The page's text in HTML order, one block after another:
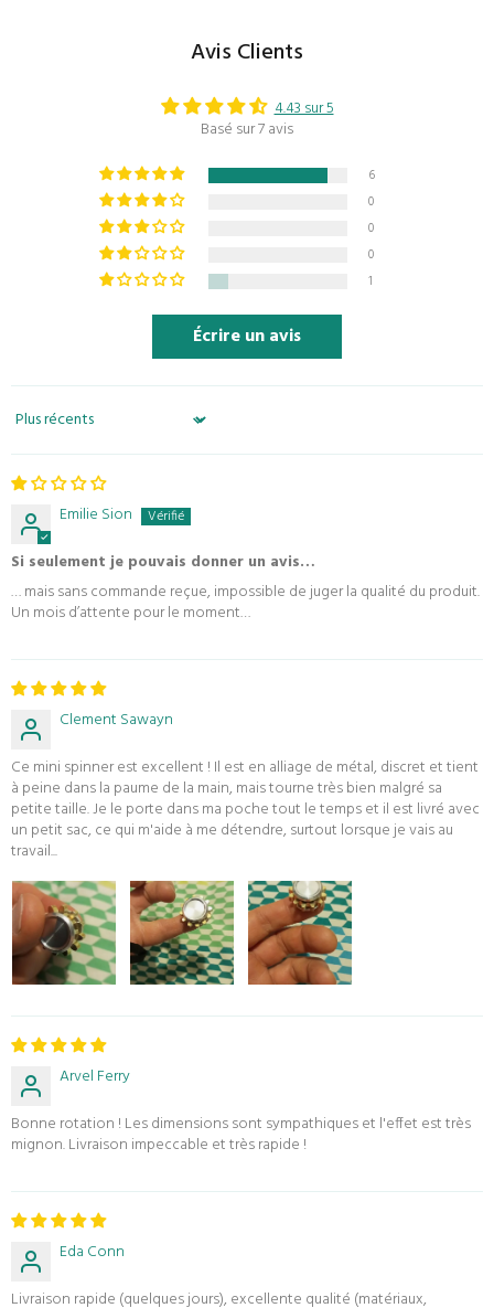
Avis Clients
4.43 sur 5
Basé sur 7 avis
6
0
0
0
1
Écrire un avis
Sort by
Emilie Sion
Si seulement je pouvais donner un avis…
… mais sans commande reçue, impossible de juger la qualité du produit.
Un mois d’attente pour le moment…
Clement Sawayn
Ce mini spinner est excellent ! Il est en alliage de métal, discret et tient
à peine dans la paume de la main, mais tourne très bien malgré sa
petite taille. Je le porte dans ma poche tout le temps et il est livré avec
un petit sac, ce qui m'aide à me détendre, surtout lorsque je vais au
travail...
Arvel Ferry
Bonne rotation ! Les dimensions sont sympathiques et l'effet est très
mignon. Livraison impeccable et très rapide !
Eda Conn
Livraison rapide (quelques jours), excellente qualité (matériaux,